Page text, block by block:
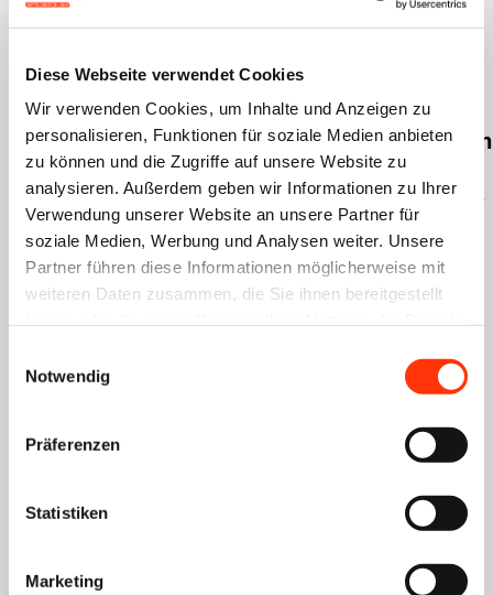
Diese Webseite verwendet Cookies
Wir verwenden Cookies, um Inhalte und Anzeigen zu
personalisieren, Funktionen für soziale Medien anbieten
zu können und die Zugriffe auf unsere Website zu
analysieren. Außerdem geben wir Informationen zu Ihrer
Verwendung unserer Website an unsere Partner für
soziale Medien, Werbung und Analysen weiter. Unsere
Partner führen diese Informationen möglicherweise mit
weiteren Daten zusammen, die Sie ihnen bereitgestellt
Notwendig
Präferenzen
Statistiken
Marketing
Sozialpolitik
Gesetzentwurf
zum
Arbeitszeitrecht:
Arbeitszeiterfassung
für alle,
wöchentliche
Höchstarbeitszeit
Tarifvertrag?
Aus dem
erium ist ein
Änderung des
Pflicht zur
–
Referentenentwurf
19. April 2023
Das
Gesetzentwurf zur
verpflichtenden
Arbeitszeiterfassung